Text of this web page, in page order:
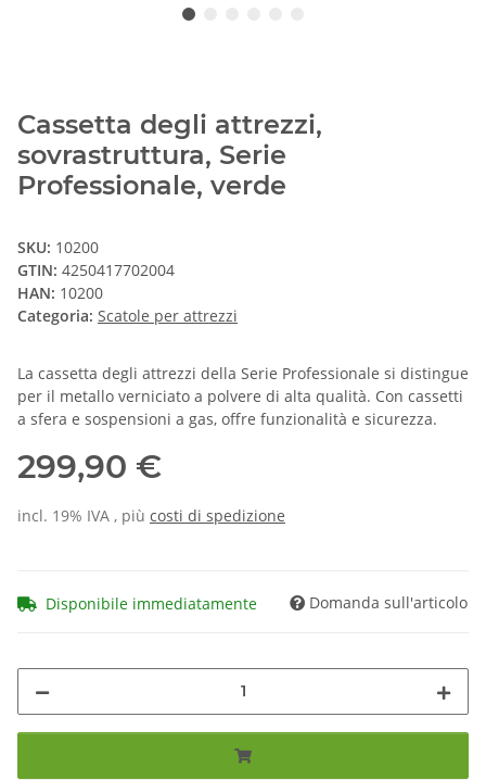
Cassetta degli attrezzi,
sovrastruttura, Serie
Professionale, verde
SKU: 10200
GTIN: 4250417702004
HAN: 10200
Categoria: Scatole per attrezzi
La cassetta degli attrezzi della Serie Professionale si distingue
per il metallo verniciato a polvere di alta qualità. Con cassetti
a sfera e sospensioni a gas, offre funzionalità e sicurezza.
299,90 €
incl. 19% IVA , più costi di spedizione
Disponibile immediatamente Domanda sull'articolo